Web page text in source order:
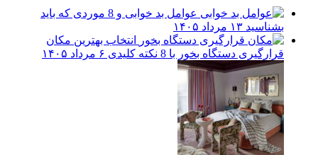
عوامل بد خوابی و 8 موردی که باید
بشناسید ۱۳ مرداد ۱۴۰۵
انتخاب بهترین مکان
قرارگیری دستگاه بخور با 8 نکته کلیدی
۶ مرداد ۱۴۰۵